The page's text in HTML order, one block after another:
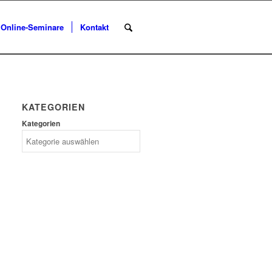
Online-Seminare Kontakt
KATEGORIEN
Kategorien